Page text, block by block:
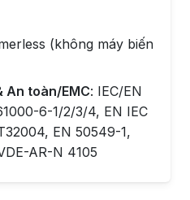
(không máy biến
An toàn/EMC: IEC/EN
6-1/2/3/4, EN IEC
EN 50549-1,
AR-N 4105